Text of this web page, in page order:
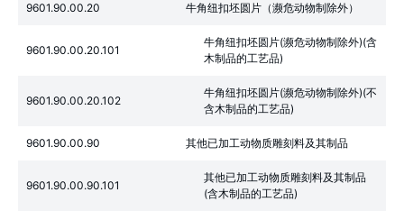
9601.90.00.20 牛角纽扣坯圆片（濒危动物制除外）
9601.90.00.20.101
牛角纽扣坯圆片(濒危动物制除外)(含
木制品的工艺品)
9601.90.00.20.102
牛角纽扣坯圆片(濒危动物制除外)(不
含木制品的工艺品)
9601.90.00.90 其他已加工动物质雕刻料及其制品
9601.90.00.90.101
其他已加工动物质雕刻料及其制品
(含木制品的工艺品)